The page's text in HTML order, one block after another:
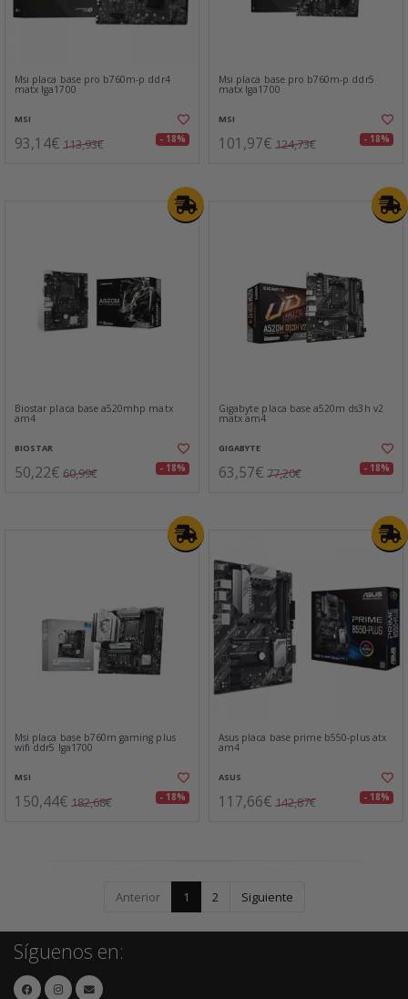
Msi placa base pro b760m-p ddr4
matx lga1700
MSI
93,14€ 113,93€ - 18%
Msi placa base pro b760m-p ddr5
matx lga1700
MSI
101,97€ 124,73€ - 18%
Biostar placa base a520mhp matx
am4
BIOSTAR
50,22€ 60,99€ - 18%
Gigabyte placa base a520m ds3h v2
matx am4
GIGABYTE
63,57€ 77,20€ - 18%
Msi placa base b760m gaming plus
wifi ddr5 lga1700
MSI
150,44€ 182,68€ - 18%
Asus placa base prime b550-plus atx
am4
ASUS
117,66€ 142,87€ - 18%
Anterior 1 2 Siguiente
Síguenos en: